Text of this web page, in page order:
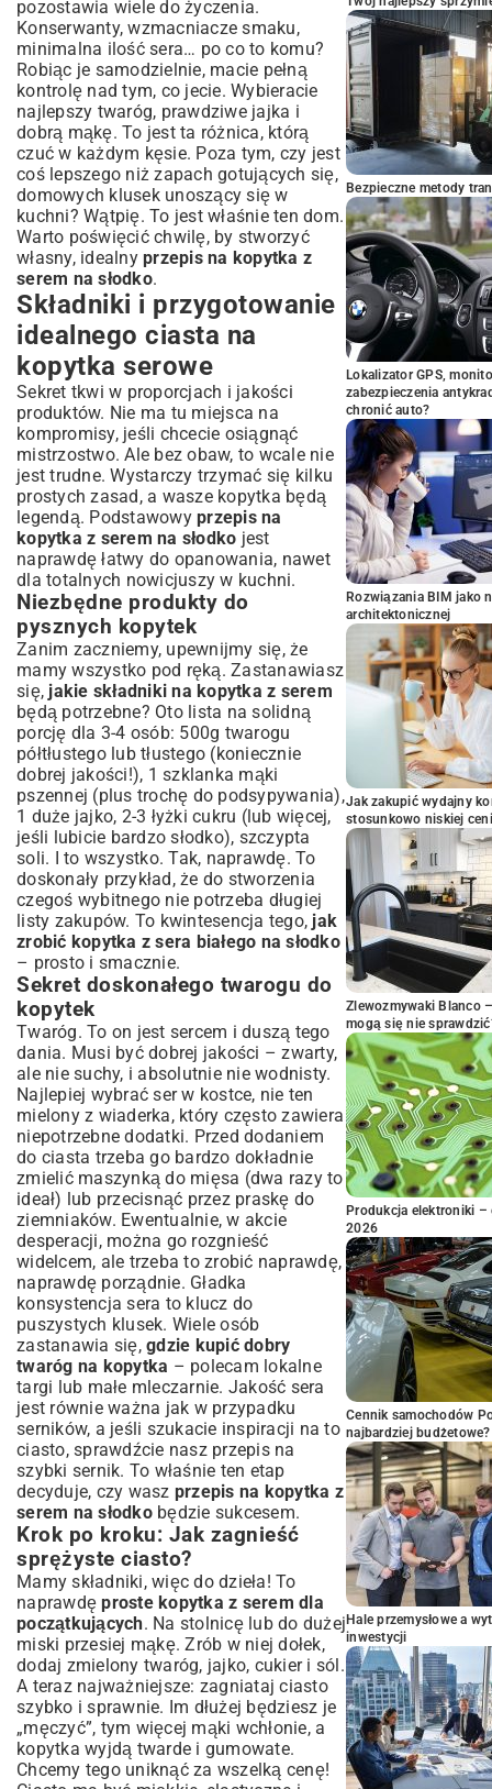
pozostawia wiele do życzenia.
Konserwanty, wzmacniacze smaku,
minimalna ilość sera… po co to komu?
Robiąc je samodzielnie, macie pełną
kontrolę nad tym, co jecie. Wybieracie
najlepszy twaróg, prawdziwe jajka i
dobrą mąkę. To jest ta różnica, którą
czuć w każdym kęsie. Poza tym, czy jest
coś lepszego niż zapach gotujących się,
domowych klusek unoszący się w
kuchni? Wątpię. To jest właśnie ten dom.
Warto poświęcić chwilę, by stworzyć
własny, idealny przepis na kopytka z
serem na słodko.
Składniki i przygotowanie
idealnego ciasta na
kopytka serowe
Sekret tkwi w proporcjach i jakości
produktów. Nie ma tu miejsca na
kompromisy, jeśli chcecie osiągnąć
mistrzostwo. Ale bez obaw, to wcale nie
jest trudne. Wystarczy trzymać się kilku
prostych zasad, a wasze kopytka będą
legendą. Podstawowy przepis na
kopytka z serem na słodko jest
naprawdę łatwy do opanowania, nawet
dla totalnych nowicjuszy w kuchni.
Niezbędne produkty do
pysznych kopytek
Zanim zaczniemy, upewnijmy się, że
mamy wszystko pod ręką. Zastanawiasz
się, jakie składniki na kopytka z serem
będą potrzebne? Oto lista na solidną
porcję dla 3-4 osób: 500g twarogu
półtłustego lub tłustego (koniecznie
dobrej jakości!), 1 szklanka mąki
pszennej (plus trochę do podsypywania),
1 duże jajko, 2-3 łyżki cukru (lub więcej,
jeśli lubicie bardzo słodko), szczypta
soli. I to wszystko. Tak, naprawdę. To
doskonały przykład, że do stworzenia
czegoś wybitnego nie potrzeba długiej
listy zakupów. To kwintesencja tego, jak
zrobić kopytka z sera białego na słodko
– prosto i smacznie.
Sekret doskonałego twarogu do
kopytek
Twaróg. To on jest sercem i duszą tego
dania. Musi być dobrej jakości – zwarty,
ale nie suchy, i absolutnie nie wodnisty.
Najlepiej wybrać ser w kostce, nie ten
mielony z wiaderka, który często zawiera
niepotrzebne dodatki. Przed dodaniem
do ciasta trzeba go bardzo dokładnie
zmielić maszynką do mięsa (dwa razy to
ideał) lub przecisnąć przez praskę do
ziemniaków. Ewentualnie, w akcie
desperacji, można go rozgnieść
widelcem, ale trzeba to zrobić naprawdę,
naprawdę porządnie. Gładka
konsystencja sera to klucz do
puszystych klusek. Wiele osób
zastanawia się, gdzie kupić dobry
twaróg na kopytka – polecam lokalne
targi lub małe mleczarnie. Jakość sera
jest równie ważna jak w przypadku
serników, a jeśli szukacie inspiracji na to
ciasto, sprawdźcie nasz przepis na
szybki sernik. To właśnie ten etap
decyduje, czy wasz przepis na kopytka z
serem na słodkobędzie sukcesem.
Krok po kroku: Jak zagnieść
sprężyste ciasto?
Mamy składniki, więc do dzieła! To
naprawdęproste kopytka z serem dla
początkujących. Na stolnicę lub do dużej
miski przesiej mąkę. Zrób w niej dołek,
dodaj zmielony twaróg, jajko, cukier i sól.
A teraz najważniejsze: zagniataj ciasto
szybko i sprawnie. Im dłużej będziesz je
„męczyć”, tym więcej mąki wchłonie, a
kopytka wyjdą twarde i gumowate.
Chcemy tego uniknąć za wszelką cenę!
Bezpieczne metody
Lokalizator GPS,
zabezpieczenia
chronić auto?
Rozwiązania BIM jako
architektonicznej
Jak zakupić wydajny
stosunkowo niskiej
Zlewozmywaki Blanco
mogą się nie
Produkcja elektroniki –
2026
Cennik samochodów
najbardziej budżetowe?
Hale przemysłowe a
inwestycji